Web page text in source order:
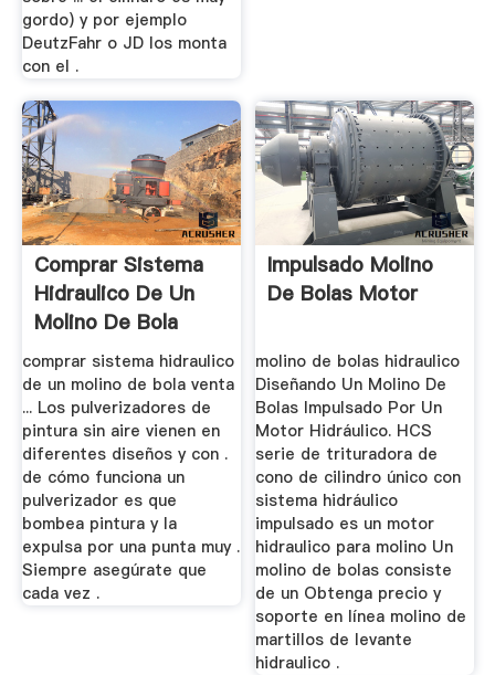
gordo) y por ejemplo
DeutzFahr o JD los monta
con el .
Comprar Sistema
Hidraulico De Un
Molino De Bola
Venta
comprar sistema hidraulico
de un molino de bola venta
... Los pulverizadores de
pintura sin aire vienen en
diferentes diseños y con .
de cómo funciona un
pulverizador es que
bombea pintura y la
expulsa por una punta muy .
Siempre asegúrate que
cada vez .
Impulsado Molino
De Bolas Motor
molino de bolas hidraulico
Diseñando Un Molino De
Bolas Impulsado Por Un
Motor Hidráulico. HCS
serie de trituradora de
cono de cilindro único con
sistema hidráulico
impulsado es un motor
hidraulico para molino Un
molino de bolas consiste
de un Obtenga precio y
soporte en línea molino de
martillos de levante
hidraulico .